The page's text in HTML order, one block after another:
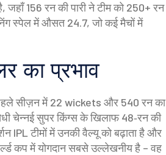
156 रन की पारी ने टीम को 250+ रन
स्पेल में औसत 24.7, जो कई मैचों में
का प्रभाव
सीज़न में 22 wickets और 540 रन का
चेन्नई सुपर किंग्स के खिलाफ 48‑रन की
IPL टीमों में उनकी वैल्यू को बढ़ाता है और
कप में योगदान सबसे उल्लेखनीय है – वह